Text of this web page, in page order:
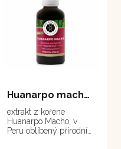
Huanarpo macho - extrakt 50 ml
extrakt z kořene
Huanarpo Macho, v
Peru oblíbený přírodní